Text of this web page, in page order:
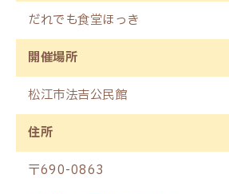
だれでも食堂ほっき
開催場所
松江市法吉公民館
住所
〒690-0863